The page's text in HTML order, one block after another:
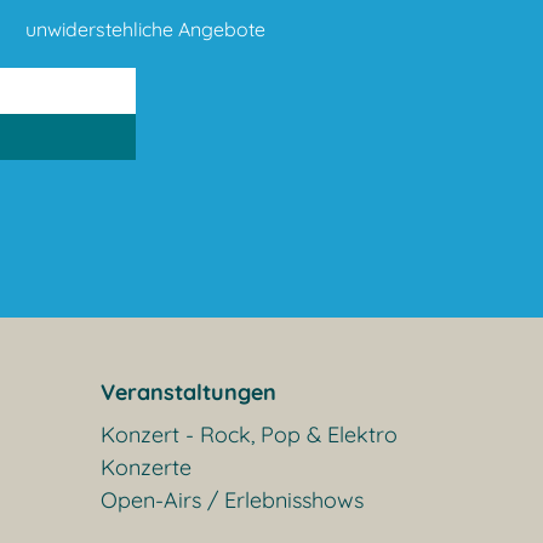
unwiderstehliche Angebote
Veranstaltungen
Konzert - Rock, Pop & Elektro
Konzerte
Open-Airs / Erlebnisshows